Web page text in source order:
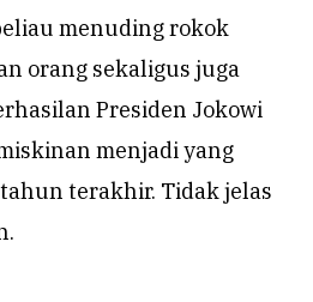
menuding rokok
orang sekaligus juga
Presiden Jokowi
menjadi yang
terakhir. Tidak jelas